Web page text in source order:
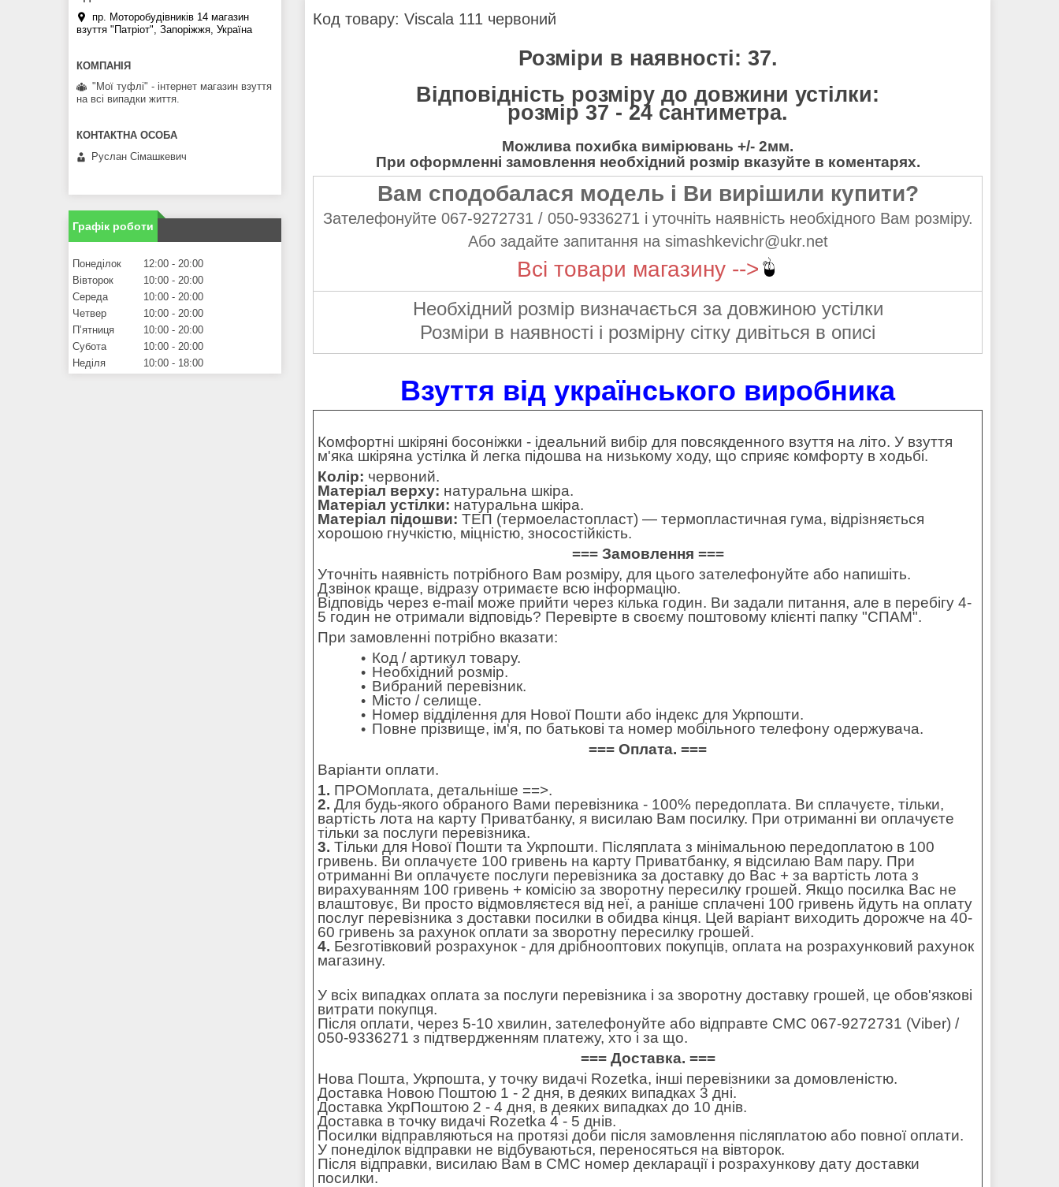
Код товару: Viscala 111 червоний
Розміри в наявності: 37.
Відповідність розміру до довжини устілки:
розмір 37 - 24 сантиметра.
Можлива похибка вимірювань +/- 2мм.
При оформленні замовлення необхідний розмір вказуйте в коментарях.
Вам сподобалася модель і Ви вирішили купити?
Зателефонуйте 067-9272731 / 050-9336271 і уточніть наявність необхідного Вам розміру.
Або задайте запитання на simashkevichr@ukr.net
Всі товари магазину -->
Необхідний розмір визначається за довжиною устілки
Розміри в наявності і розмірну сітку дивіться в описі
Взуття від українського виробника
Комфортні шкіряні босоніжки - ідеальний вибір для повсякденного взуття на літо. У взуття
м'яка шкіряна устілка й легка підошва на низькому ходу, що сприяє комфорту в ходьбі.
Колір: червоний.
Матеріал верху: натуральна шкіра.
Матеріал устілки: натуральна шкіра.
Матеріал підошви: ТЕП (термоеластопласт) — термопластичная гума, відрізняється
хорошою гнучкістю, міцністю, зносостійкість.
=== Замовлення ===
Уточніть наявність потрібного Вам розміру, для цього зателефонуйте або напишіть.
Дзвінок краще, відразу отримаєте всю інформацію.
Відповідь через e-mail може прийти через кілька годин. Ви задали питання, але в перебігу 4-
5 годин не отримали відповідь? Перевірте в своєму поштовому клієнті папку "СПАМ".
При замовленні потрібно вказати:
Код / артикул товару.
Необхідний розмір.
Вибраний перевізник.
Місто / селище.
Номер відділення для Нової Пошти або індекс для Укрпошти.
Повне прізвище, ім'я, по батькові та номер мобільного телефону одержувача.
=== Оплата. ===
Варіанти оплати.
1. ПРОМоплата, детальніше ==>.
2. Для будь-якого обраного Вами перевізника - 100% передоплата. Ви сплачуєте, тільки,
вартість лота на карту Приватбанку, я висилаю Вам посилку. При отриманні ви оплачуєте
тільки за послуги перевізника.
3. Тільки для Нової Пошти та Укрпошти. Післяплата з мінімальною передоплатою в 100
гривень. Ви оплачуєте 100 гривень на карту Приватбанку, я відсилаю Вам пару. При
отриманні Ви оплачуєте послуги перевізника за доставку до Вас + за вартість лота з
вирахуванням 100 гривень + комісію за зворотну пересилку грошей. Якщо посилка Вас не
влаштовує, Ви просто відмовляєтеся від неї, а раніше сплачені 100 гривень йдуть на оплату
послуг перевізника з доставки посилки в обидва кінця. Цей варіант виходить дорожче на 40-
60 гривень за рахунок оплати за зворотну пересилку грошей.
4. Безготівковий розрахунок - для дрібнооптових покупців, оплата на розрахунковий рахунок
магазину.
У всіх випадках оплата за послуги перевізника і за зворотну доставку грошей, це обов'язкові
витрати покупця.
Після оплати, через 5-10 хвилин, зателефонуйте або відправте СМС 067-9272731 (Viber) /
050-9336271 з підтвердженням платежу, хто і за що.
=== Доставка. ===
Нова Пошта, Укрпошта, у точку видачі Rozetka, інші перевізники за домовленістю.
Доставка Новою Поштою 1 - 2 дня, в деяких випадках 3 дні.
Доставка УкрПоштою 2 - 4 дня, в деяких випадках до 10 днів.
Доставка в точку видачі Rozetka 4 - 5 днів.
Посилки відправляються на протязі доби після замовлення післяплатою або повної оплати.
У понеділок відправки не відбуваються, переносяться на вівторок.
Після відправки, висилаю Вам в СМС номер декларації і розрахункову дату доставки
посилки.
пр. Моторобудівників 14 магазин
взуття "Патріот", Запоріжжя, Україна
"Мої туфлі" - інтернет магазин взуття
на всі випадки життя.
Руслан Сімашкевич
Графік роботи
Понеділок 12:00
20:00
Вівторок
10:00
20:00
Середа
10:00
20:00
Четвер
10:00
20:00
Пʼятниця
10:00
20:00
Субота
10:00
20:00
Неділя
10:00 18:00